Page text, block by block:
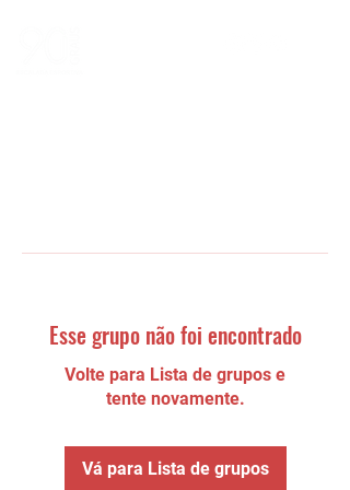
Esse grupo não foi encontrado
Volte para Lista de grupos e
tente novamente.
Vá para Lista de grupos